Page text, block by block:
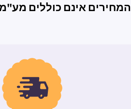
המחירים אינם כוללים מע"מ.